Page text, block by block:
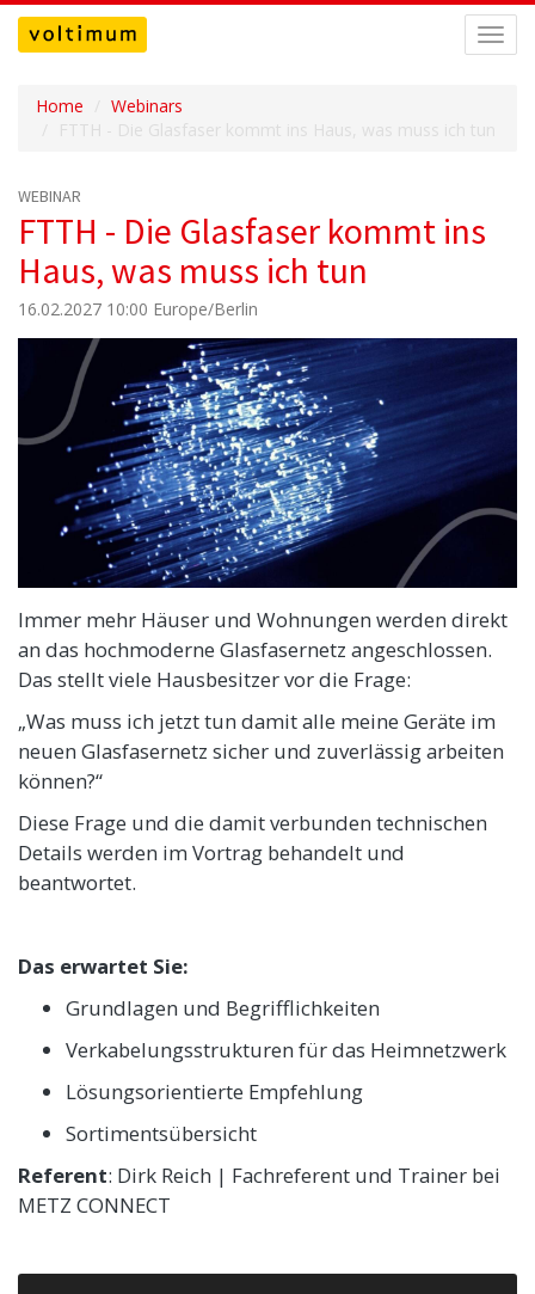
Home
Webinars
FTTH - Die Glasfaser kommt ins Haus, was muss ich tun
WEBINAR
FTTH - Die Glasfaser kommt ins
Haus, was muss ich tun
16.02.2027 10:00 Europe/Berlin
Immer mehr Häuser und Wohnungen werden direkt
an das hochmoderne Glasfasernetz angeschlossen.
Das stellt viele Hausbesitzer vor die Frage:
„Was muss ich jetzt tun damit alle meine Geräte im
neuen Glasfasernetz sicher und zuverlässig arbeiten
können?“
Diese Frage und die damit verbunden technischen
Details werden im Vortrag behandelt und
beantwortet.
Das erwartet Sie:
Grundlagen und Begrifflichkeiten
Verkabelungsstrukturen für das Heimnetzwerk
Lösungsorientierte Empfehlung
Sortimentsübersicht
Referent: Dirk Reich | Fachreferent und Trainer bei
METZ CONNECT